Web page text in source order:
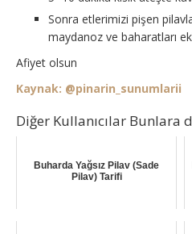
Sonra etlerimizi pişen
maydanoz ve baharatları
Afiyet olsun
Kaynak: @pinarin_sunumlarii
Diğer Kullanıcılar Bunlara
Buharda Yağsız Pilav (Sade
Pilav) Tarifi